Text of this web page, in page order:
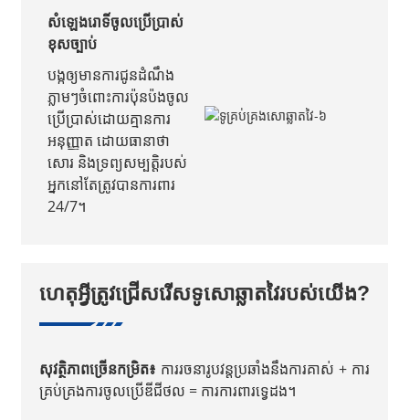
សំឡេងរោទិ៍ចូលប្រើប្រាស់
ខុសច្បាប់
បង្ក​ឲ្យ​មាន​ការ​ជូន​ដំណឹង​
ភ្លាមៗ​ចំពោះ​ការ​ប៉ុនប៉ង​ចូល​
ប្រើប្រាស់​ដោយ​គ្មាន​ការ​
អនុញ្ញាត ដោយ​ធានា​ថា​
សោរ និង​ទ្រព្យ​សម្បត្តិ​របស់​
អ្នក​នៅ​តែ​ត្រូវ​បាន​ការពារ
24/7។
ហេតុអ្វីត្រូវជ្រើសរើសទូសោឆ្លាតវៃរបស់យើង?
សុវត្ថិភាពច្រើនកម្រិត៖ ការរចនារូបវន្តប្រឆាំងនឹងការគាស់ + ការ
គ្រប់គ្រងការចូលប្រើឌីជីថល = ការការពារទ្វេដង។